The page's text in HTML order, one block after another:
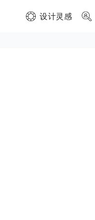
设计灵感